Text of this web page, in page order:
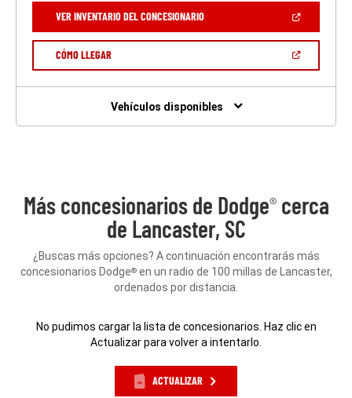
VENTANA
NUEVA)
VER INVENTARIO DEL CONCESIONARIO(ABRIR
UNA
CÓMO LLEGAR(ABRIR
VENTANA
Vehículos disponibles
Más concesionarios de Dodge®cerca
de Lancaster, SC
¿Buscas más opciones? A continuación encontrarás más
concesionarios Dodge®en un radio de 100 millas de Lancaster,
ordenados por distancia.
No pudimos cargar la lista de concesionarios. Haz clic en
Actualizar para volver a intentarlo.
ACTUALIZAR